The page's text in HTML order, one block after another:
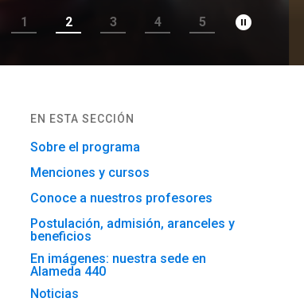
1 2 3 4 5 pause_circle_filled
EN ESTA SECCIÓN
Sobre el programa
Menciones y cursos
Conoce a nuestros profesores
Postulación, admisión, aranceles y
beneficios
En imágenes: nuestra sede en
Alameda 440
Noticias